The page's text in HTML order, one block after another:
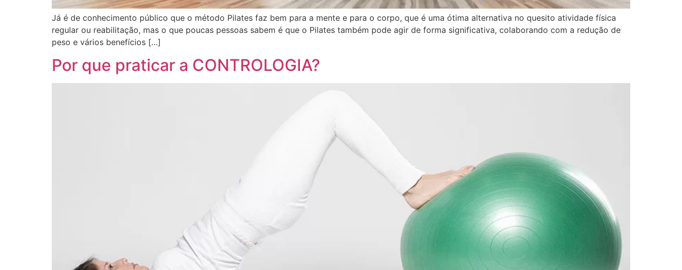
Já é de conhecimento público que o método Pilates faz bem para a mente e para o corpo, que é uma ótima alternativa no quesito atividade física
regular ou reabilitação, mas o que poucas pessoas sabem é que o Pilates também pode agir de forma significativa, colaborando com a redução de
peso e vários benefícios […]
Por que praticar a CONTROLOGIA?